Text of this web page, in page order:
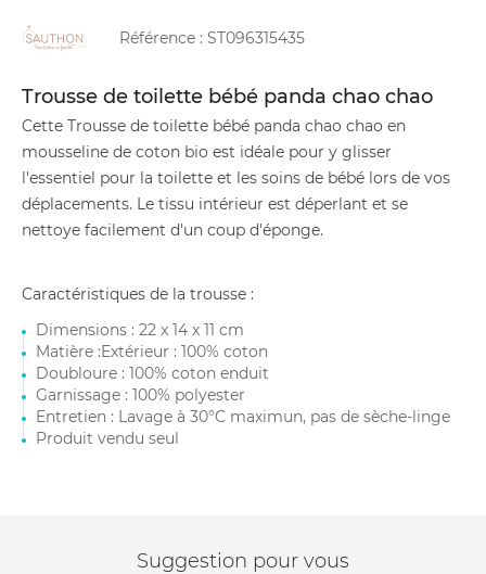
Référence : ST096315435
Trousse de toilette bébé panda chao chao
Cette Trousse de toilette bébé panda chao chao en
mousseline de coton bio est idéale pour y glisser
l'essentiel pour la toilette et les soins de bébé lors de vos
déplacements. Le tissu intérieur est déperlant et se
nettoye facilement d'un coup d'éponge.
Caractéristiques de la trousse :
Dimensions : 22 x 14 x 11 cm
Matière :Extérieur : 100% coton
Doubloure : 100% coton enduit
Garnissage : 100% polyester
Entretien : Lavage à 30°C maximun, pas de sèche-linge
Produit vendu seul
Suggestion pour vous